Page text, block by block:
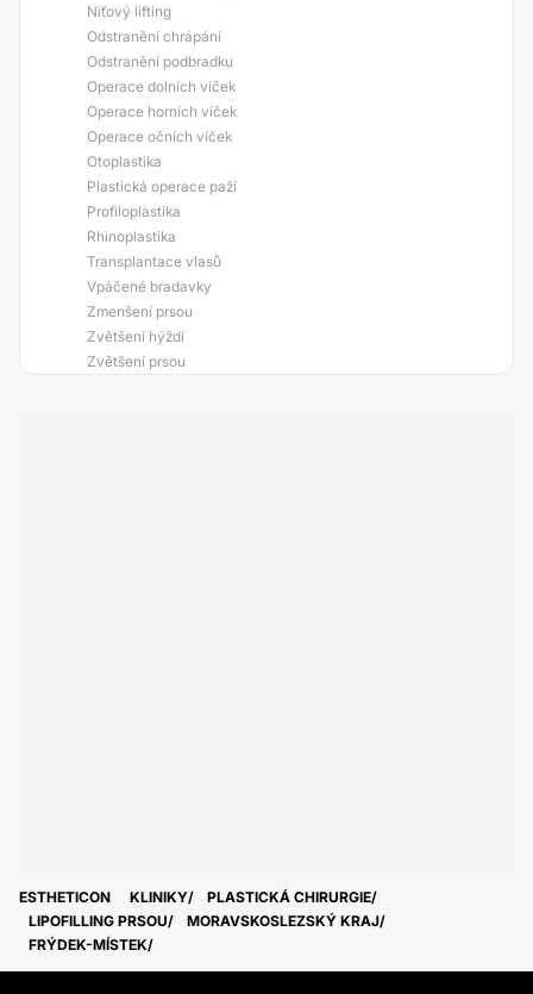
Niťový lifting
Odstranění chrápání
Odstranění podbradku
Operace dolních víček
Operace horních víček
Operace očních víček
Otoplastika
Plastická operace paží
Profiloplastika
Rhinoplastika
Transplantace vlasů
Vpáčené bradavky
Zmenšení prsou
Zvětšení hýždí
Zvětšení prsou
ESTHETICON KLINIKY
PLASTICKÁ CHIRURGIE
LIPOFILLING PRSOU
MORAVSKOSLEZSKÝ KRAJ
FRÝDEK-MÍSTEK